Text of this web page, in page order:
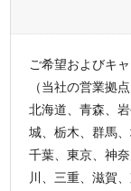
ご希望およびキ
（当社の営業拠
北海道、青森、
城、栃木、群馬、
千葉、東京、神
川、三重、滋賀、